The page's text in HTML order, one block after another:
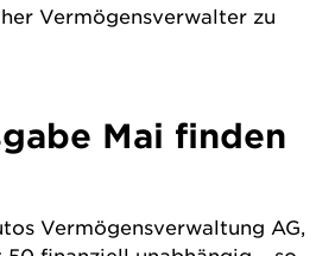
Vermögens­verwalter zu
Mai finden
Vermögensverwaltung AG,